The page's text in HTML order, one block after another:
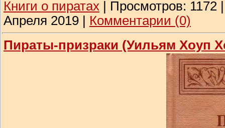
Книги о пиратах Просмотров: 1172
Апреля 2019
Комментарии (0)
Пираты-призраки (Уильям Хоуп